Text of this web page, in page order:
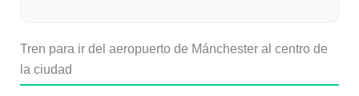
Tren para ir del aeropuerto de Mánchester al centro de
la ciudad